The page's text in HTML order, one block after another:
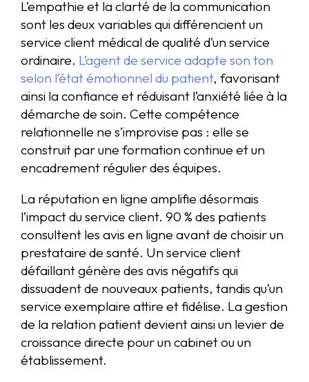
L’empathie et la clarté de la communication
sont les deux variables qui différencient un
service client médical de qualité d’un service
ordinaire. L’agent de service adapte son ton
selon l’état émotionnel du patient, favorisant
ainsi la confiance et réduisant l’anxiété liée à la
démarche de soin. Cette compétence
relationnelle ne s’improvise pas : elle se
construit par une formation continue et un
encadrement régulier des équipes.
La réputation en ligne amplifie désormais
l’impact du service client. 90 % des patients
consultent les avis en ligne avant de choisir un
prestataire de santé. Un service client
défaillant génère des avis négatifs qui
dissuadent de nouveaux patients, tandis qu’un
service exemplaire attire et fidélise. La gestion
de la relation patient devient ainsi un levier de
croissance directe pour un cabinet ou un
établissement.